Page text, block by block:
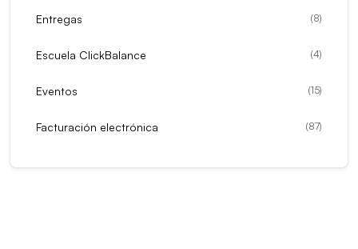
Entregas (8)
Escuela ClickBalance (4)
Eventos (15)
Facturación electrónica (87)